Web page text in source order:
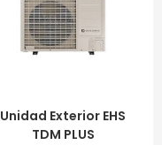
LEER MÁS
Unidad Exterior EHS
TDM PLUS